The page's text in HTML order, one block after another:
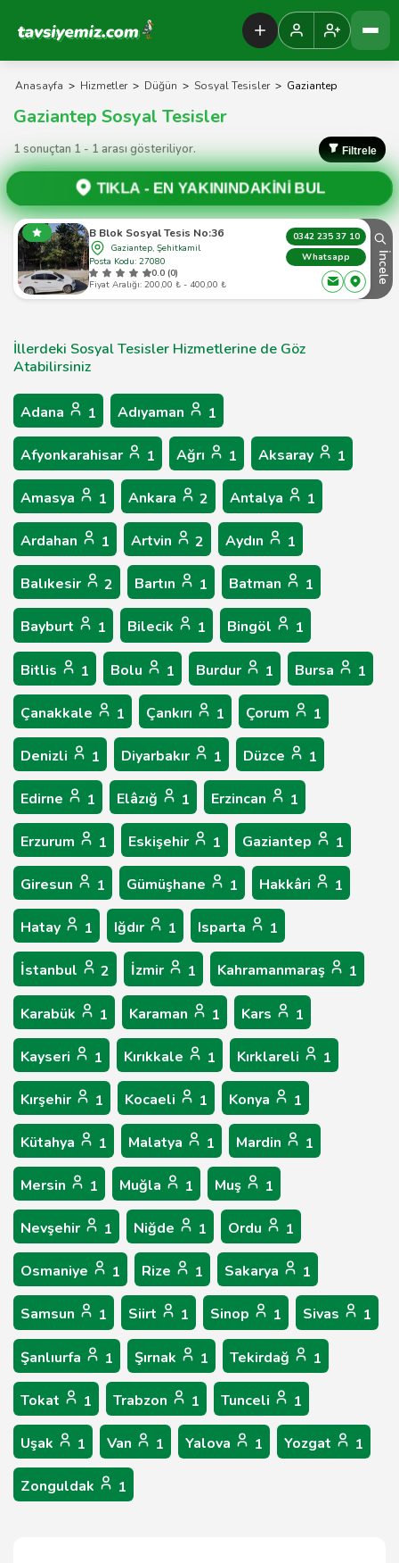
Tavsiyemiz Anasayfa
Anasayfa > Hizmetler > Düğün > Sosyal Tesisler > Gaziantep
Gaziantep Sosyal Tesisler
1 sonuçtan 1 - 1 arası gösteriliyor. Filtrele
TIKLA -EN YAKININDAKİNİ BUL
B Blok Sosyal Tesis No:36
Gaziantep, Şehitkamil
Posta Kodu: 27080
0.0 (0)
Fiyat Aralığı: 200,00 ₺ - 400,00 ₺
0342 235 37 10
Whatsapp
İncele
İllerdeki Sosyal Tesisler Hizmetlerine de Göz
Atabilirsiniz
Adana 1 Adıyaman 1
Afyonkarahisar 1 Ağrı 1 Aksaray 1
Amasya 1 Ankara 2 Antalya 1
Ardahan 1 Artvin 2 Aydın 1
Balıkesir 2 Bartın 1 Batman 1
Bayburt 1 Bilecik 1 Bingöl 1
Bitlis 1 Bolu 1 Burdur 1 Bursa 1
Çanakkale 1 Çankırı 1 Çorum 1
Denizli 1 Diyarbakır 1 Düzce 1
Edirne 1 Elâzığ 1 Erzincan 1
Erzurum 1 Eskişehir 1 Gaziantep 1
Giresun 1 Gümüşhane 1 Hakkâri 1
Hatay 1 Iğdır 1 Isparta 1
İstanbul 2 İzmir 1 Kahramanmaraş 1
Karabük 1 Karaman 1 Kars 1
Kayseri 1 Kırıkkale 1 Kırklareli 1
Kırşehir 1 Kocaeli 1 Konya 1
Kütahya 1 Malatya 1 Mardin 1
Mersin 1 Muğla 1 Muş 1
Nevşehir 1 Niğde 1 Ordu 1
Osmaniye 1 Rize 1 Sakarya 1
Samsun 1 Siirt 1 Sinop 1 Sivas 1
Şanlıurfa 1 Şırnak 1 Tekirdağ 1
Tokat 1 Trabzon 1 Tunceli 1
Uşak 1 Van 1 Yalova 1 Yozgat 1
Zonguldak 1